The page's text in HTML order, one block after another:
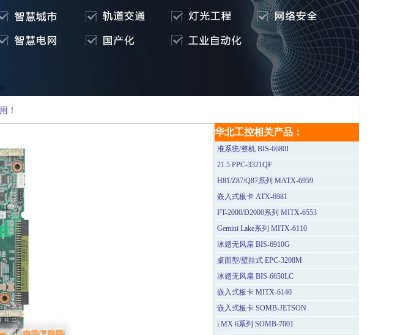
！
华北工控相关产品：
准系统/整机 BIS-6680I
21.5 PPC-3321QF
H81/Z87/Q87系列 MATX-6959
嵌入式板卡 ATX-6981
FT-2000/D2000系列 MITX-6553
Gemini Lake系列 MITX-6110
冰翅无风扇 BIS-6910G
桌面型/壁挂式 EPC-3208M
冰翅无风扇 BIS-6650LC
嵌入式板卡 MITX-6140
嵌入式板卡 SOMB-JETSON
i.MX 6系列 SOMB-7001